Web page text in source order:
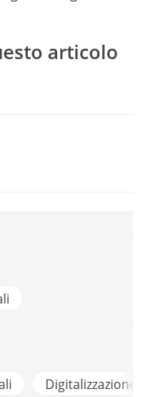
articolo
Digitalizzazione